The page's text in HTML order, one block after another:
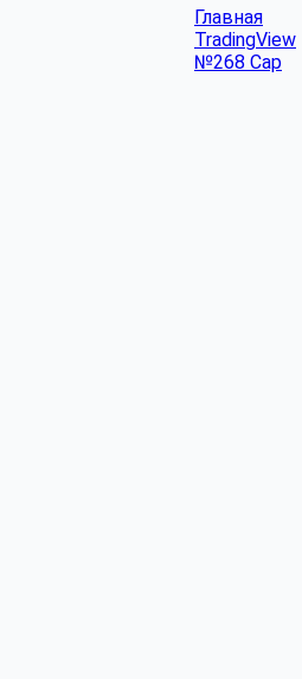
Главная
TradingView
№268 Cap